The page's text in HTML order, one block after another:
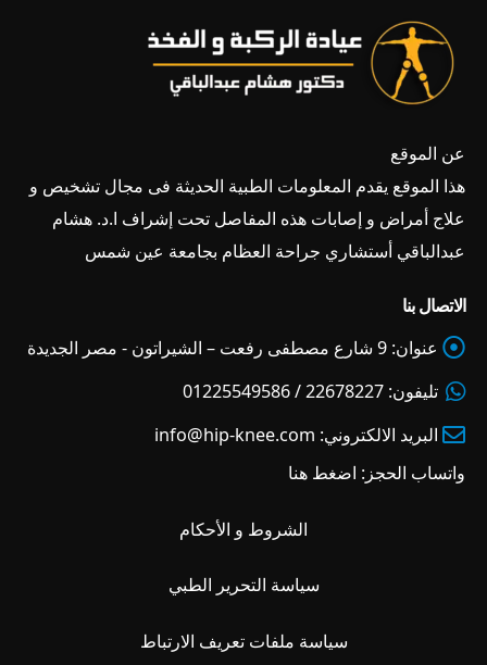
عن الموقع
هذا الموقع يقدم المعلومات الطبية الحديثة فى مجال تشخيص و
علاج أمراض و إصابات هذه المفاصل تحت إشراف ا.د. هشام
عبدالباقي أستشاري جراحة العظام بجامعة عين شمس
الاتصال بنا
عنوان: 9 شارع مصطفى رفعت – الشيراتون - مصر الجديدة
تليفون: 22678227 / 01225549586
البريد الالكتروني: info@hip-knee.com
واتساب الحجز: اضغط هنا
الشروط و الأحكام
سياسة التحرير الطبي
سياسة ملفات تعريف الارتباط